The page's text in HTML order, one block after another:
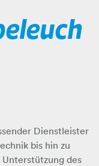
Dienstleister
bis hin zu
des